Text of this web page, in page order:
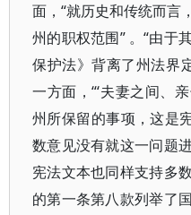
面，“就历史和传统而言
州的职权范围” 。“由于
保护法》背离了州法界
一方面，“‘夫妻之间、
州所保留的事项，这是
数意见没有就这一问题
宪法文本也同样支持多
的第一条第八款列举了